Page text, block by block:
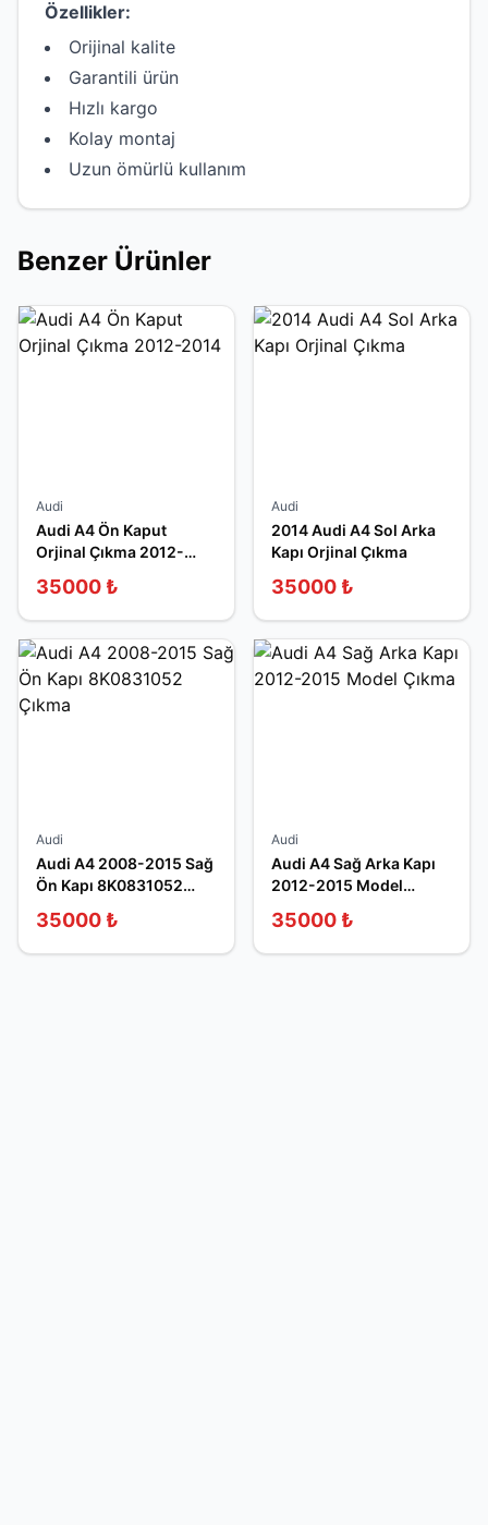
Özellikler:
Orijinal kalite
Garantili ürün
Hızlı kargo
Kolay montaj
Uzun ömürlü kullanım
Benzer Ürünler
Audi
Audi A4 Ön Kaput
Orjinal Çıkma 2012-
35000 ₺
Audi
2014 Audi A4 Sol Arka
Kapı Orjinal Çıkma
35000 ₺
Audi
Audi A4 2008-2015 Sağ
Ön Kapı 8K0831052
35000 ₺
Audi
Audi A4 Sağ Arka Kapı
2012-2015 Model
35000 ₺